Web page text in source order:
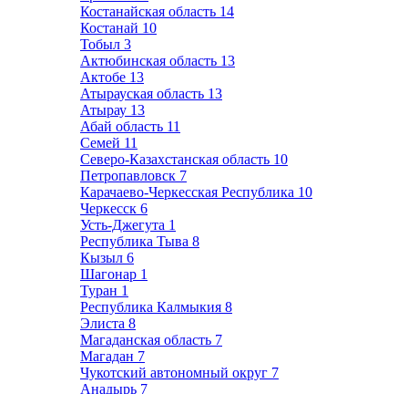
Костанайская область 14
Костанай 10
Тобыл 3
Актюбинская область 13
Актобе 13
Атырауская область 13
Атырау 13
Абай область 11
Семей 11
Северо-Казахстанская область 10
Петропавловск 7
Карачаево-Черкесская Республика 10
Черкесск 6
Усть-Джегута 1
Республика Тыва 8
Кызыл 6
Шагонар 1
Туран 1
Республика Калмыкия 8
Элиста 8
Магаданская область 7
Магадан 7
Чукотский автономный округ 7
Анадырь 7